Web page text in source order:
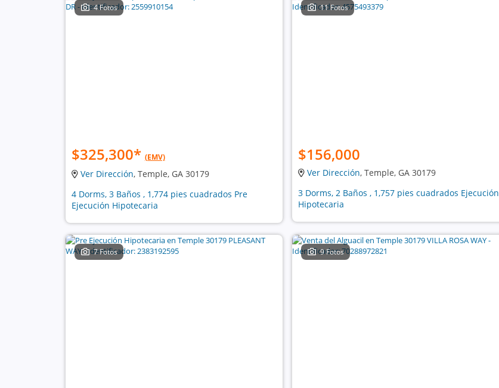
4 Fotos
$325,300* (EMV)
Ver Dirección, Temple, GA 30179
4 Dorms, 3 Baños , 1,774 pies cuadrados Pre
Ejecución Hipotecaria
11 Fotos
$156,000
Ver Dirección, Temple, GA 30179
3 Dorms, 2 Baños , 1,757 pies cuadrados Ejecución
Hipotecaria
7 Fotos 9 Fotos